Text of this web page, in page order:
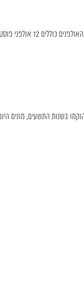
בשנות התשעים, מונים